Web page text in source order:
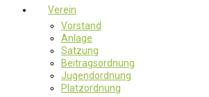
Verein
Vorstand
Anlage
Satzung
Beitragsordnung
Jugendordnung
Platzordnung